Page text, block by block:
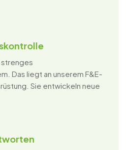
strenges
Das liegt an unserem F&E-
Sie entwickeln neue